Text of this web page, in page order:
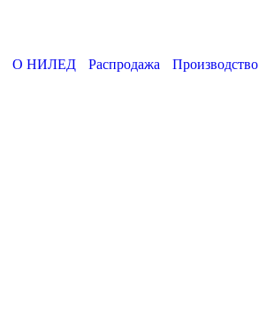
О НИЛЕД Распродажа Производство